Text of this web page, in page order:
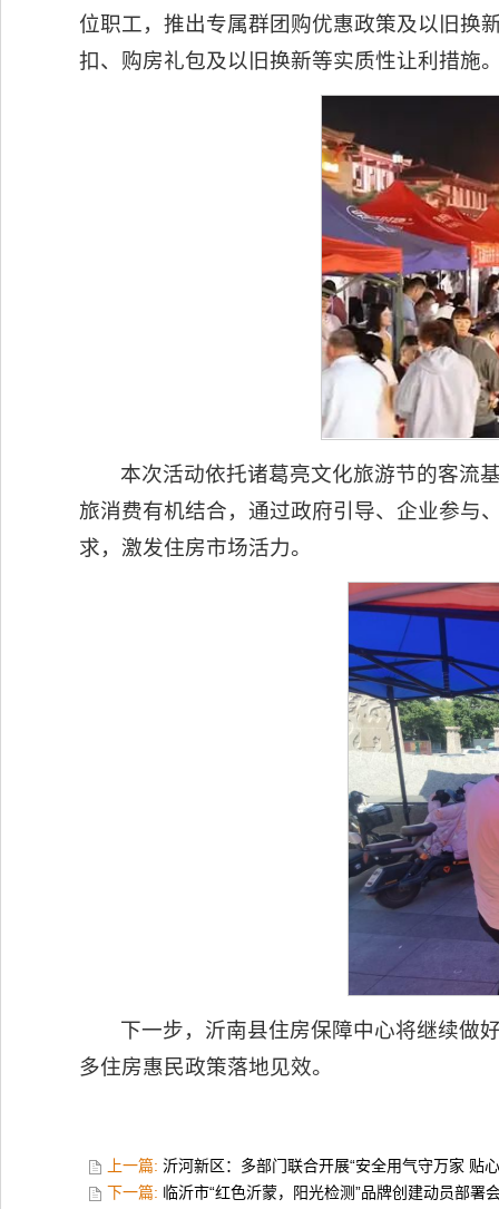
位职工，推出专属群团购优惠政策及以旧换
扣、购房礼包及以旧换新等实质性让利措施
本次活动依托诸葛亮文化旅游节的客流
旅消费有机结合，通过政府引导、企业参与
求，激发住房市场活力。
下一步，沂南县住房保障中心将继续做
多住房惠民政策落地见效。
上一篇: 沂河新区：多部门联合开展“安全用气守万家 贴
下一篇: 临沂市“红色沂蒙，阳光检测”品牌创建动员部署